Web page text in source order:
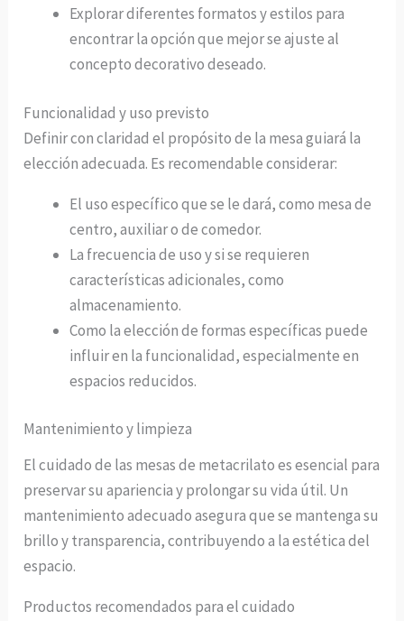
Explorar diferentes formatos y estilos para
encontrar la opción que mejor se ajuste al
concepto decorativo deseado.
Funcionalidad y uso previsto
Definir con claridad el propósito de la mesa guiará la
elección adecuada. Es recomendable considerar:
El uso específico que se le dará, como mesa de
centro, auxiliar o de comedor.
La frecuencia de uso y si se requieren
características adicionales, como
almacenamiento.
Como la elección de formas específicas puede
influir en la funcionalidad, especialmente en
espacios reducidos.
Mantenimiento y limpieza
El cuidado de las mesas de metacrilato es esencial para
preservar su apariencia y prolongar su vida útil. Un
mantenimiento adecuado asegura que se mantenga su
brillo y transparencia, contribuyendo a la estética del
espacio.
Productos recomendados para el cuidado